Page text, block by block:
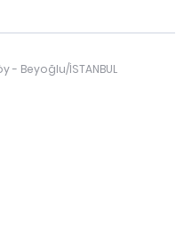
- Beyoğlu/İSTANBUL